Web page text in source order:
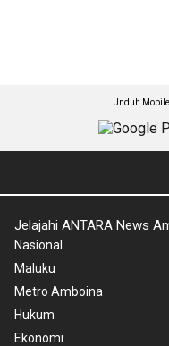
Unduh
Jelajahi ANTARA News
Nasional
Maluku
Metro Amboina
Hukum
Ekonomi